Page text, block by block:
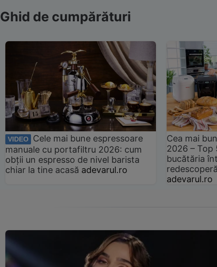
Ghid de cumpărături
VIDEO
Cele mai bune espressoare
manuale cu portafiltru 2026: cum
obții un espresso de nivel barista
chiar la tine acasă adevarul.ro
Cea mai
2026 –
bucătăria
adevarul.ro